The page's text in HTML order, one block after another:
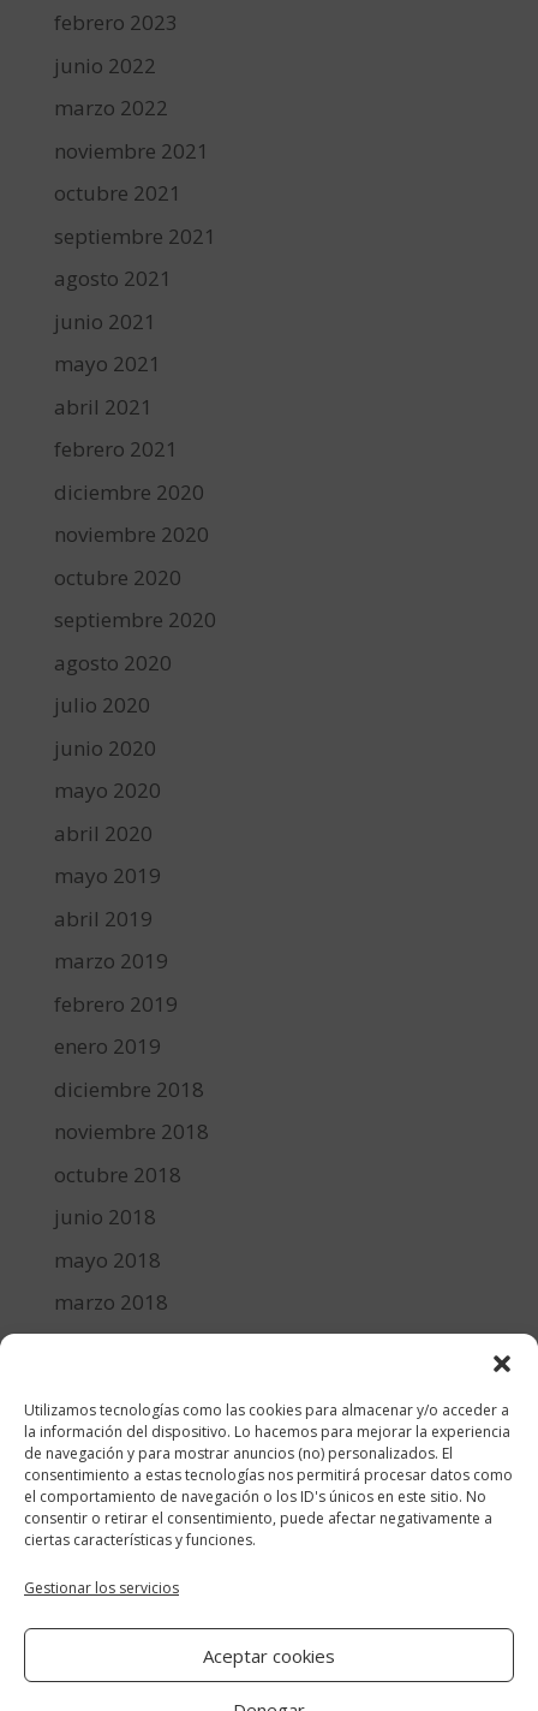
Utilizamos tecnologías como las cookies para almacenar y/o acceder a
la información del dispositivo. Lo hacemos para mejorar la experiencia
de navegación y para mostrar anuncios (no) personalizados. El
consentimiento a estas tecnologías nos permitirá procesar datos como
el comportamiento de navegación o los ID's únicos en este sitio. No
consentir o retirar el consentimiento, puede afectar negativamente a
ciertas características y funciones.
Gestionar los servicios
Aceptar cookies
febrero 2023
junio 2022
marzo 2022
noviembre 2021
octubre 2021
septiembre 2021
agosto 2021
junio 2021
mayo 2021
abril 2021
febrero 2021
diciembre 2020
noviembre 2020
octubre 2020
septiembre 2020
agosto 2020
julio 2020
junio 2020
mayo 2020
abril 2020
mayo 2019
abril 2019
marzo 2019
febrero 2019
enero 2019
diciembre 2018
noviembre 2018
octubre 2018
junio 2018
mayo 2018
marzo 2018
diciembre 2017
Categorías
cocina y recetas
general
lifestyle
manualidades-diy